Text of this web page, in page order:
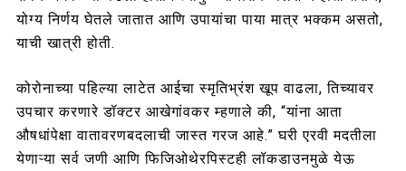
योग्य निर्णय घेतले जातात आणि उपायांचा पाया मात्र भक्कम असतो,
याची खात्री होती.
कोरोनाच्या पहिल्या लाटेत आईचा स्मृतिभ्रंश खूप वाढला, तिच्यावर
उपचार करणारे डॉक्टर आखेगांवकर म्हणाले की, “यांना आता
औषधांपेक्षा वातावरणबदलाची जास्त गरज आहे.” घरी एरवी मदतीला
येणाऱ्या सर्व जणी आणि फिजिओथेरपिस्टही लॉकडाउनमुळे येऊ